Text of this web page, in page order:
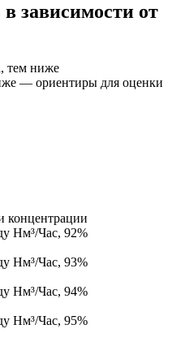
зависимости от
тем ниже
— ориентиры для оценки
концентрации
Нм³/Час, 92%
Нм³/Час, 93%
Нм³/Час, 94%
Нм³/Час, 95%